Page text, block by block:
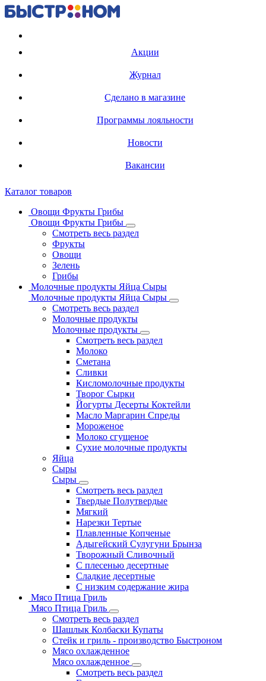
Акции
Журнал
Сделано в магазине
Программы лояльности
Новости
Вакансии
Каталог товаров
Овощи Фрукты Грибы
Овощи Фрукты Грибы
Смотреть весь раздел
Фрукты
Овощи
Зелень
Грибы
Молочные продукты Яйца Сыры
Молочные продукты Яйца Сыры
Смотреть весь раздел
Молочные продукты
Молочные продукты
Смотреть весь раздел
Молоко
Сметана
Сливки
Кисломолочные продукты
Творог Сырки
Йогурты Десерты Коктейли
Масло Маргарин Спреды
Мороженое
Молоко сгущеное
Сухие молочные продукты
Яйца
Сыры
Сыры
Смотреть весь раздел
Твердые Полутвердые
Мягкий
Нарезки Тертые
Плавленные Копченые
Адыгейский Сулугуни Брынза
Творожный Сливочный
С плесенью десертные
Сладкие десертные
С низким содержание жира
Мясо Птица Гриль
Мясо Птица Гриль
Смотреть весь раздел
Шашлык Колбаски Купаты
Стейк и гриль - производство Быстроном
Мясо охлажденное
Мясо охлажденное
Смотреть весь раздел